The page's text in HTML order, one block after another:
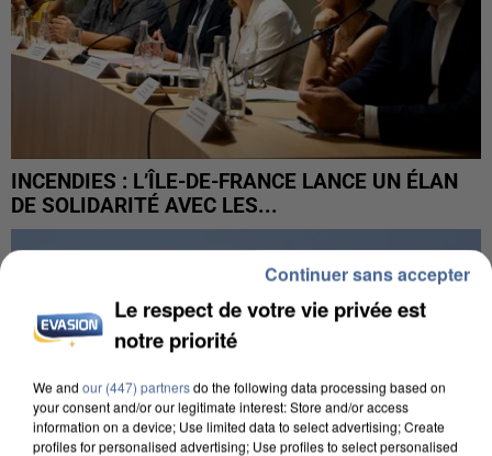
INCENDIES : L’ÎLE-DE-FRANCE LANCE UN ÉLAN
DE SOLIDARITÉ AVEC LES...
Le respect de votre vie privée est
notre priorité
We and our (447) partnersdo the following data processing based on
your consent and/or our legitimate interest: Store and/or access
information on a device; Use limited data to select advertising; Create
profiles for personalised advertising; Use profiles to select personalised
Continuer sans accepter